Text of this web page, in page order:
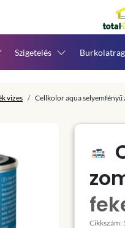
Szigetelés
vizes Cellkolor aqua selyemfényű
Cikkszám: